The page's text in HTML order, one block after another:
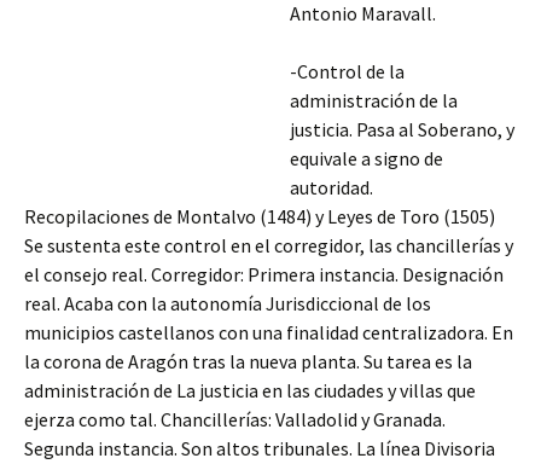
Antonio Maravall.
-Control de la
administración de la
justicia. Pasa al Soberano, y
equivale a signo de
autoridad.
Recopilaciones de Montalvo (1484) y Leyes de Toro (1505)
Se sustenta este control en el corregidor, las chancillerías y
el consejo real. Corregidor: Primera instancia. Designación
real. Acaba con la autonomía Jurisdiccional de los
municipios castellanos con una finalidad centralizadora. En
la corona de Aragón tras la nueva planta. Su tarea es la
administración de La justicia en las ciudades y villas que
ejerza como tal. Chancillerías: Valladolid y Granada.
Segunda instancia. Son altos tribunales. La línea Divisoria